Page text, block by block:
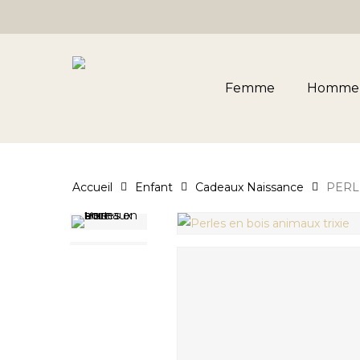
to
Femme Homme
Accueil Enfant Cadeaux Naissance